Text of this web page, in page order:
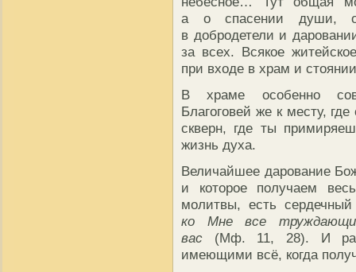
а о спасении души, о
в добродетели и
за всех. Всякое
при входе в храм и
В храме особенно
Благоговей же к месту,
скверн, где ты
жизнь духа.
Величайшее дарование
и которое получаем
молитвы, есть
ко Мне все
вас (Мф. 11, 28). И
имеющими всё, когда